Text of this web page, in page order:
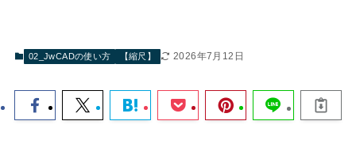
02_JwCADの使い方 【縮尺】 2026年7月12日